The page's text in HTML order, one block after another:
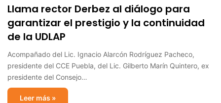
Llama rector Derbez al diálogo para
garantizar el prestigio y la continuidad
de la UDLAP
Acompañado del Lic. Ignacio Alarcón Rodríguez Pacheco,
presidente del CCE Puebla, del Lic. Gilberto Marín Quintero, ex
presidente del Consejo…
Leer más »